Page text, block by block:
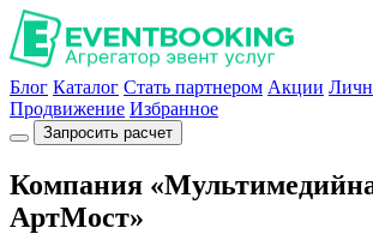
Блог Каталог Стать партнером Акции
Продвижение Избранное
Запросить расчет
Компания
АртМост»